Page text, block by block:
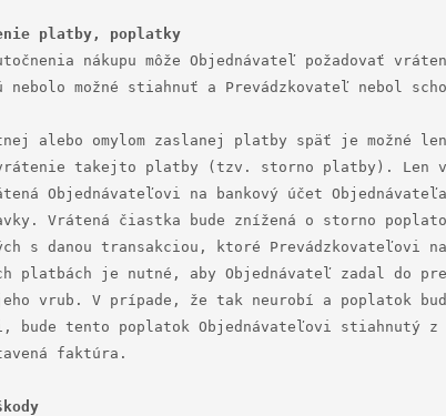
nákupu môže Objednávateľ požadovať
možné stiahnuť a Prevádzkovateľ nebol
alebo omylom zaslanej platby späť je možné
takejto platby (tzv. storno platby). Len v
Objednávateľovi na bankový účet
Vrátená čiastka bude znížená o storno
s danou transakciou, ktoré Prevádzkovateľovi
platbách je nutné, aby Objednávateľ zadal do
vrub. V prípade, že tak neurobí a poplatok
bude tento poplatok Objednávateľovi stiahnutý
faktúra.